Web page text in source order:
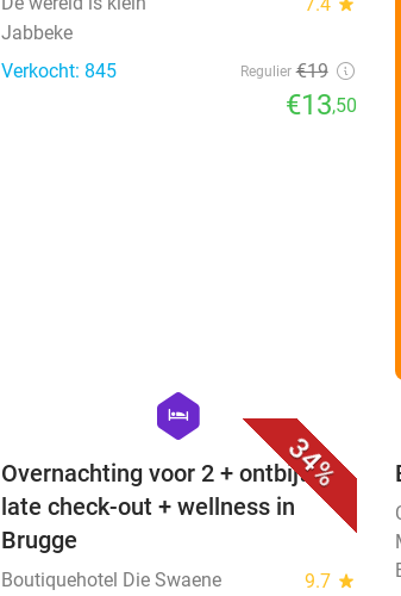
Jabbeke
Verkocht: 845
Regulier €19
€13,50
34%
hexagon
hotel
Overnachting voor 2 + ontbijt +
late check-out + wellness in
Brugge
Boutiquehotel Die Swaene 9.7 star